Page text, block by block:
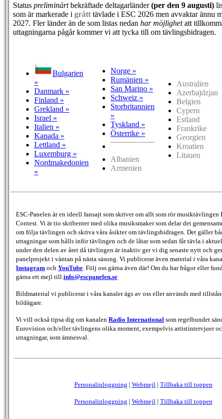
Status preliminärtbekräftade deltagarländer(per den 9 augusti)
som är markerade i grått tävlade i ESC 2026 men avvaktar ännu
2027. Fler länder än de som listas nedan har möjlighetatt
uttagningarna pågår kommer vi att tycka till om tävlingsbidragen.
Bulgarien
»
Danmark »
Finland »
Grekland »
Israel »
Italien »
Kanada »
Lettland »
Luxemburg »
Nordmakedonien
»
Norge »
Rumänien »
San Marino »
Schweiz »
Storbritannien
»
Tyskland »
Österrike »
Albanien
Armenien
Australien
Azerbajdzjan
Belgien
Cypern
Estland
Frankrike
Georgien
Kroatien
Litauen
ESC-Panelen är en ideell fansajt som skriver om allt som rör musiktävlingen
Contest. Vi är tio skribenter med olika musiksmaker som delar det
om följa tävlingen och skriva våra åsikter om tävlingsbidragen. Det gäller
uttagningar som hålls inför tävlingen och de låtar som sedan får tävla i
under den delen av året då tävlingen är inaktiv ger vi dig senaste nytt och
panelprojekt i väntan på nästa säsong. Vi publicerar även material i våra
Instagram och YouTube . Följ oss gärna även där! Om du har frågor eller
gärna ett mejl till info@escpanelen.se
Bildmaterial vi publicerar i våra kanaler ägs av oss eller används med
bildägare.
Vi vill också tipsa dig om kanalen Radio International som regelbundet
Eurovision och/eller tävlingens olika moment, exempelvis artistintervjuer
uttagningar, som ämnesval.
Personalinloggning | Webmejl | Tillbaka till toppen
Personalinloggning | Webmejl | Tillbaka till toppen